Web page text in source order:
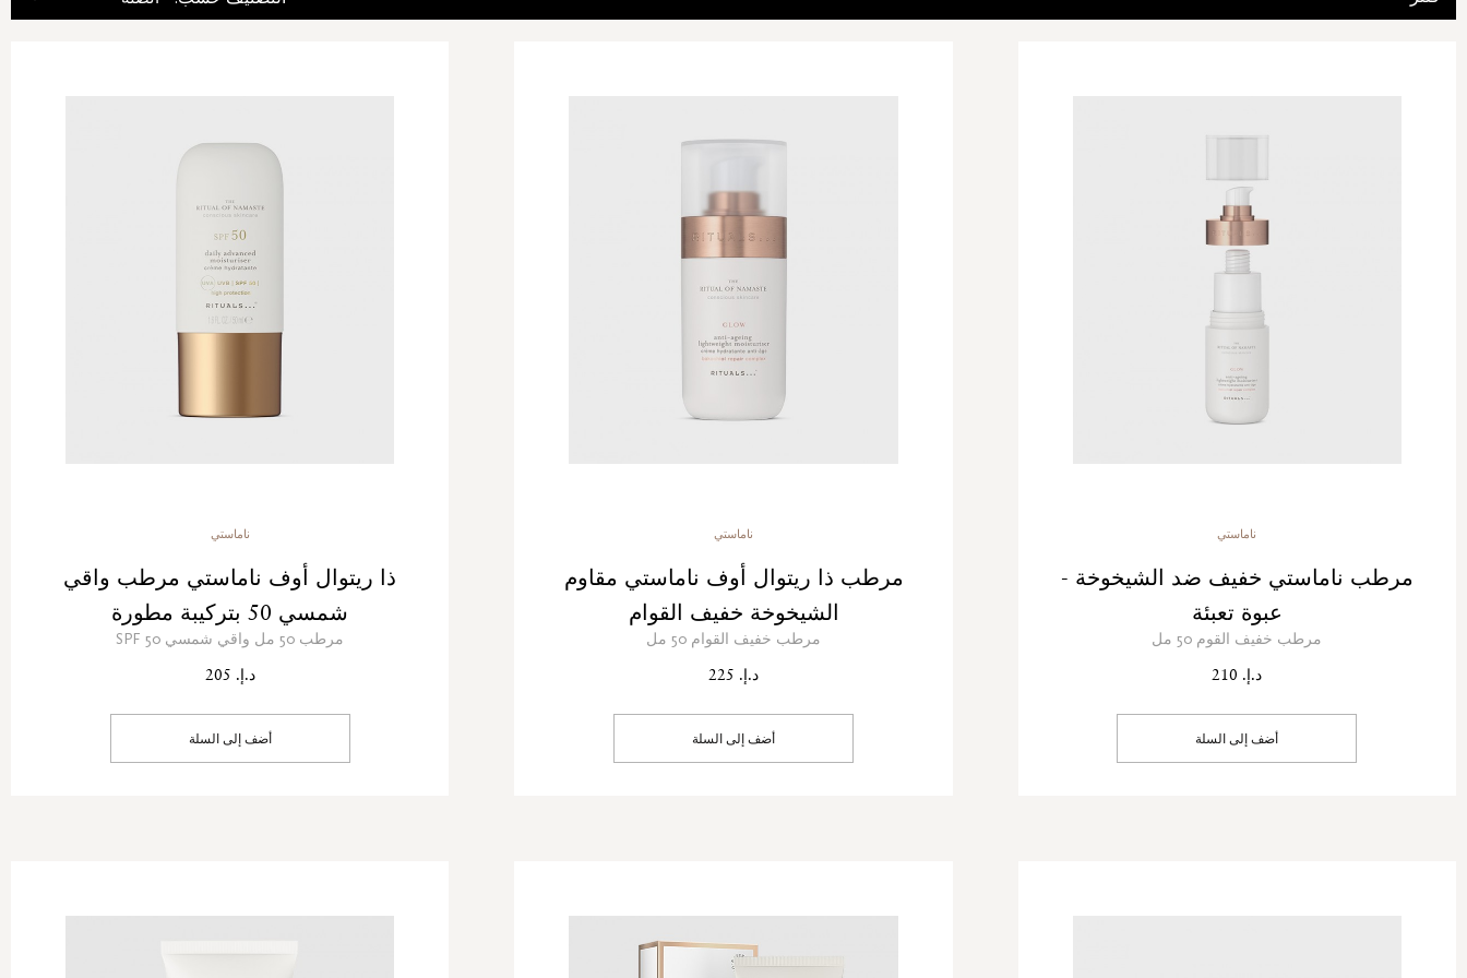
ناماستي
مرطب ناماستي خفيف ضد الشيخوخة -
عبوة تعبئة
مرطب خفيف القوم 50 مل
د.إ. 210
أضف إلى السلة
ناماستي
مرطب ذا ريتوال أوف ناماستي مقاوم
الشيخوخة خفيف القوام
مرطب خفيف القوام 50 مل
د.إ. 225
أضف إلى السلة
ناماستي
ذا ريتوال أوف ناماستي مرطب واقي
شمسي 50 بتركيبة مطورة
مرطب 50 مل واقي شمسي 50 SPF
د.إ. 205
أضف إلى السلة